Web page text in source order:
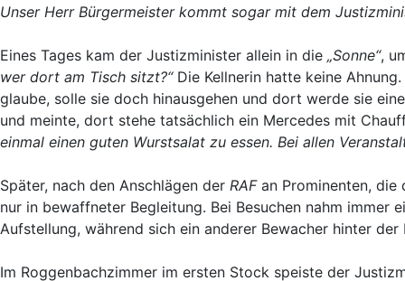
Unser Herr Bürgermeister kommt sogar mit dem
Eines Tages kam der Justizminister allein in die „Sonne“,
wer dort am Tisch sitzt?“Die Kellnerin hatte keine
glaube, solle sie doch hinausgehen und dort werde sie
und meinte, dort stehe tatsächlich ein Mercedes mit
einmal einen guten Wurstsalat zu essen. Bei allen
Später, nach den Anschlägen der RAFan Prominenten, die
nur in bewaffneter Begleitung. Bei Besuchen nahm
Aufstellung, während sich ein anderer Bewacher hinter
Im Roggenbachzimmer im ersten Stock speiste der